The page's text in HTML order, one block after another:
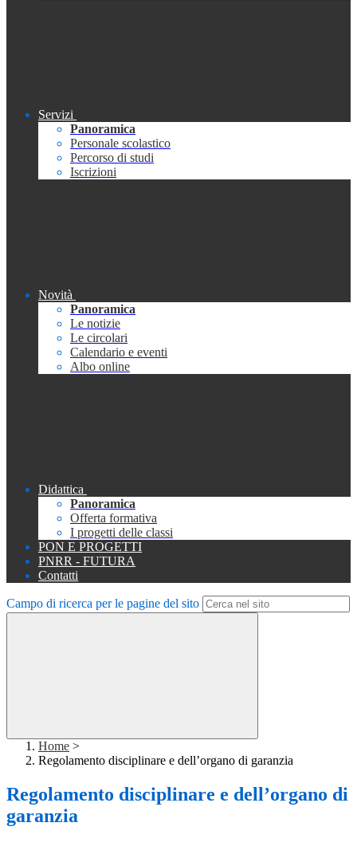
Servizi
Panoramica
Personale scolastico
Percorso di studi
Iscrizioni
Novità
Panoramica
Le notizie
Le circolari
Calendario e eventi
Albo online
Didattica
Panoramica
Offerta formativa
I progetti delle classi
PON E PROGETTI
PNRR - FUTURA
Contatti
Campo di ricerca per le pagine del sito
Home >
Regolamento disciplinare e dell’organo di garanzia
Regolamento disciplinare e dell’organo di
garanzia